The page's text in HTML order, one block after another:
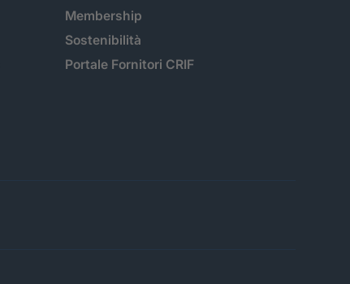
Membership
Sostenibilità
Portale Fornitori CRIF